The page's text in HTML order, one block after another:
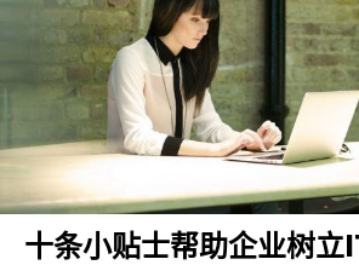
十条小贴士帮助企业树立